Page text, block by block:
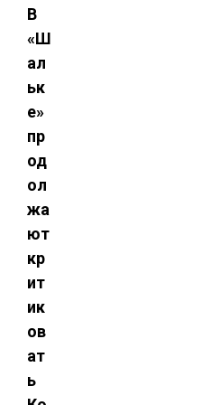
В
«Ш
ал
ьк
е»
пр
од
ол
жа
ют
кр
ит
ик
ов
ат
ь